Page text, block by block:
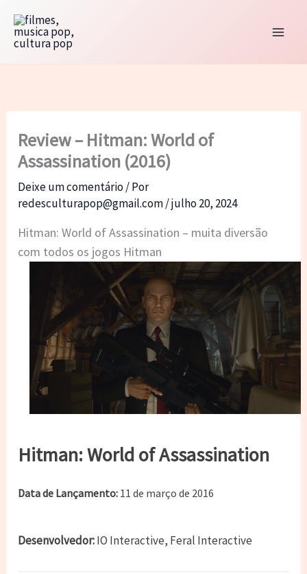
para
Review – Hitman: World of
Assassination (2016)
Deixe um comentário/ Por
redesculturapop@gmail.com/julho 20, 2024
Hitman: World of Assassination – muita diversão
com todos os jogos Hitman
Hitman: World of Assassination
Data de Lançamento: 11 de março de 2016
Desenvolvedor:IO Interactive, Feral Interactive